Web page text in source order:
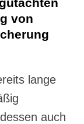
von
lange
auch